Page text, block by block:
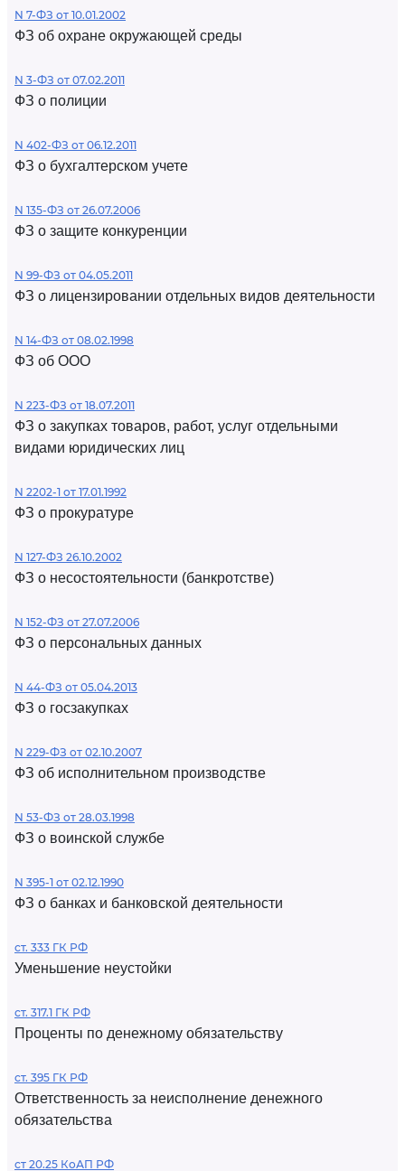
N 7-ФЗ от 10.01.2002
ФЗ об охране окружающей среды
N 3-ФЗ от 07.02.2011
ФЗ о полиции
N 402-ФЗ от 06.12.2011
ФЗ о бухгалтерском учете
N 135-ФЗ от 26.07.2006
ФЗ о защите конкуренции
N 99-ФЗ от 04.05.2011
ФЗ о лицензировании отдельных видов деятельности
N 14-ФЗ от 08.02.1998
ФЗ об ООО
N 223-ФЗ от 18.07.2011
ФЗ о закупках товаров, работ, услуг отдельными
видами юридических лиц
N 2202-1 от 17.01.1992
ФЗ о прокуратуре
N 127-ФЗ 26.10.2002
ФЗ о несостоятельности (банкротстве)
N 152-ФЗ от 27.07.2006
ФЗ о персональных данных
N 44-ФЗ от 05.04.2013
ФЗ о госзакупках
N 229-ФЗ от 02.10.2007
ФЗ об исполнительном производстве
N 53-ФЗ от 28.03.1998
ФЗ о воинской службе
N 395-1 от 02.12.1990
ФЗ о банках и банковской деятельности
ст. 333 ГК РФ
Уменьшение неустойки
ст. 317.1 ГК РФ
Проценты по денежному обязательству
ст. 395 ГК РФ
Ответственность за неисполнение денежного
обязательства
ст 20.25 КоАП РФ